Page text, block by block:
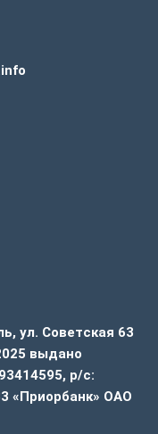
ул. Советская 63
выдано
р/с:
«Приорбанк» ОАО